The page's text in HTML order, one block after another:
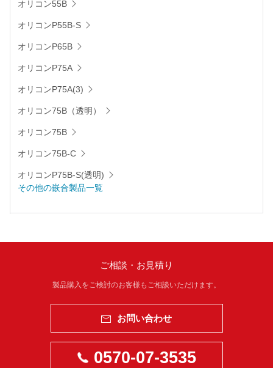
オリコン55B
オリコンP55B-S
オリコンP65B
オリコンP75A
オリコンP75A(3)
オリコン75B（透明）
オリコン75B
オリコン75B-C
オリコンP75B-S(透明)
その他の嵌合製品一覧
ご相談・お見積り
製品購入をご検討のお客様もご相談いただけます。
お問い合わせ
0570-07-3535